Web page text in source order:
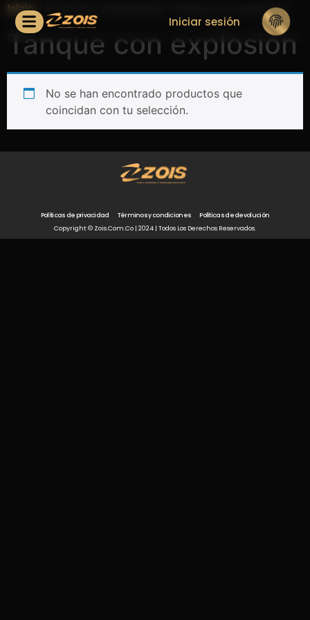
Iniciar sesión
Inicio/ Productos etiquetados “Tanque con explosión”
Tanque con explosión
No se han encontrado productos que
coincidan con tu selección.
Políticas de privacidad Términos y condiciones
Políticas de devolución
Copyright © Zois.com.co | 2024 | Todos Los Derechos Reservados.